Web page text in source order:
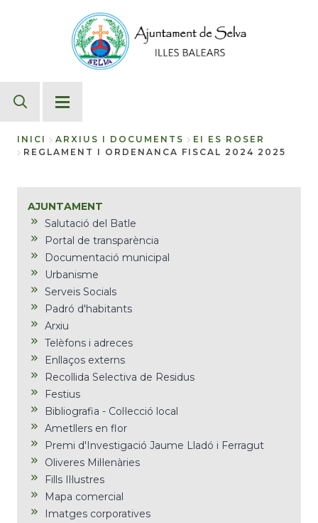
d'Ariadna
INICI ARXIUS I DOCUMENTS
EI ES ROSER
REGLAMENT I ORDENANCA FISCAL 2024 2025
AJUNTAMENT
Salutació del Batle
Portal de transparència
Documentació municipal
Urbanisme
Serveis Socials
Padró d'habitants
Arxiu
Telèfons i adreces
Enllaços externs
Recollida Selectiva de Residus
Festius
Bibliografia - Col·lecció local
Ametllers en flor
Premi d'Investigació Jaume Lladó i Ferragut
Oliveres Mil·lenàries
Fills Il·lustres
Mapa comercial
Imatges corporatives